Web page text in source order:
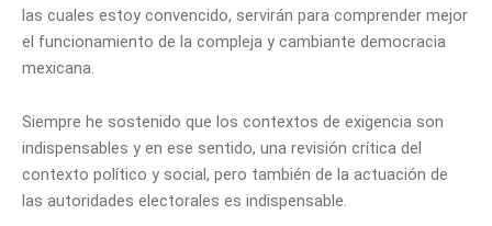
las cuales estoy convencido, servirán para comprender mejor
el funcionamiento de la compleja y cambiante democracia
mexicana.
Siempre he sostenido que los contextos de exigencia son
indispensables y en ese sentido, una revisión crítica del
contexto político y social, pero también de la actuación de
las autoridades electorales es indispensable.